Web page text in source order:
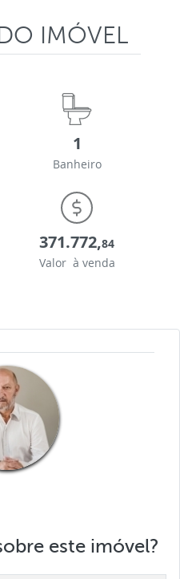
IMÓVEL
1
Banheiro
371.772,84
Valor à venda
este imóvel?